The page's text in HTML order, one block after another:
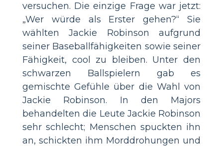
versuchen. Die einzige Frage war jetzt:
„Wer würde als Erster gehen?“ Sie
wählten Jackie Robinson aufgrund
seiner Baseballfähigkeiten sowie seiner
Fähigkeit, cool zu bleiben. Unter den
schwarzen Ballspielern gab es
gemischte Gefühle über die Wahl von
Jackie Robinson. In den Majors
behandelten die Leute Jackie Robinson
sehr schlecht; Menschen spuckten ihn
an, schickten ihm Morddrohungen und